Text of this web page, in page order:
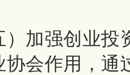
）加强创业
协会作用，通